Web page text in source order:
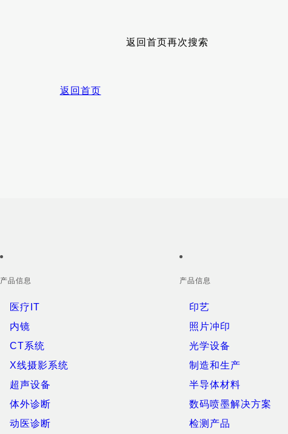
返回首页再次搜索
返回首页
产品信息
医疗IT
内镜
CT系统
X线摄影系统
超声设备
体外诊断
动医诊断
产品信息
印艺
照片冲印
光学设备
制造和生产
半导体材料
数码喷墨解决方案
检测产品